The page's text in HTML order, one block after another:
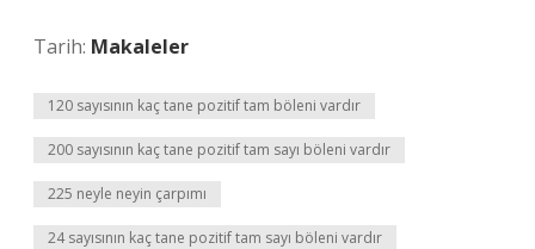
Tarih: Makaleler
120 sayısının kaç tane pozitif tam böleni vardır
200 sayısının kaç tane pozitif tam sayı böleni vardır
225 neyle neyin çarpımı
24 sayısının kaç tane pozitif tam sayı böleni vardır